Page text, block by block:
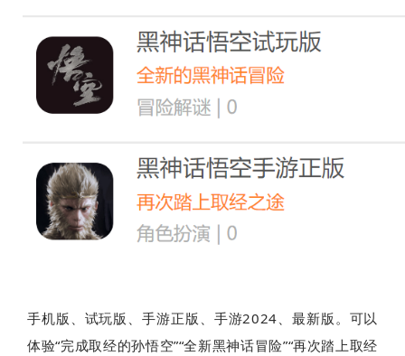
手机版、试玩版、手游正版、手游2024、最新版。可以
体验“完成取经的孙悟空”“全新黑神话冒险”“再次踏上取经